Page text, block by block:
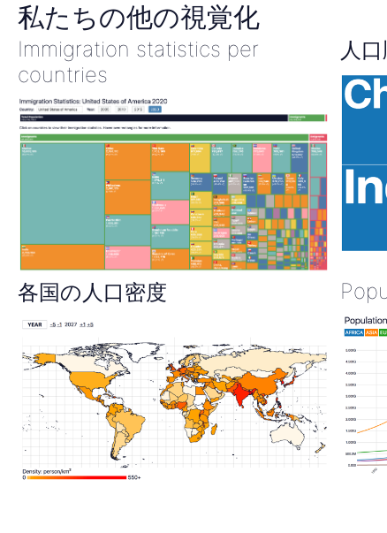
私たちの他の視覚化
Immigration statistics per
countries
人
各国の人口密度